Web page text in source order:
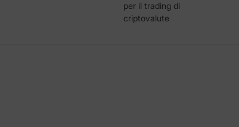
per il trading di
criptovalute